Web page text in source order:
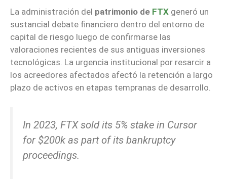
La administración del patrimonio de FTX generó un
sustancial debate financiero dentro del entorno de
capital de riesgo luego de confirmarse las
valoraciones recientes de sus antiguas inversiones
tecnológicas. La urgencia institucional por resarcir a
los acreedores afectados afectó la retención a largo
plazo de activos en etapas tempranas de desarrollo.
In 2023, FTX sold its 5% stake in Cursor
for $200k as part of its bankruptcy
proceedings.